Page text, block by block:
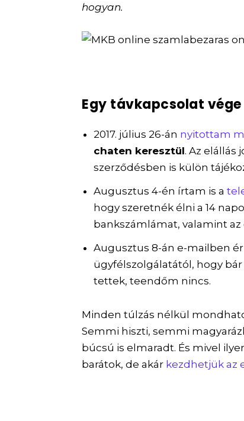
hogyan.
Egy távkapcsolat vége
2017. július 26-án nyitottam
chaten keresztül. Az elállás
szerződésben is külön
Augusztus 4-én írtam is a
hogy szeretnék élni a 14
bankszámlámat, valamint az
Augusztus 8-án e-mailben
ügyfélszolgálatától, hogy
tettek, teendőm nincs.
Minden túlzás nélkül
Semmi hiszti, semmi
búcsú is elmaradt. És mivel
barátok, de akár kezdhetjük az